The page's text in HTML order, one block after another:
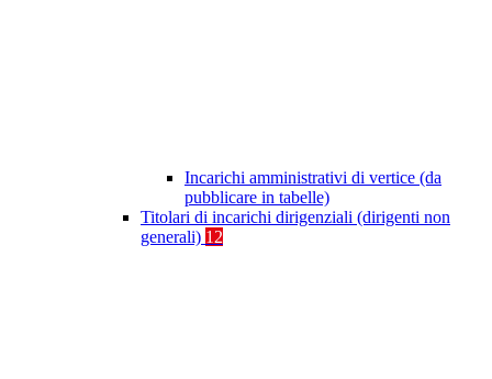
Incarichi amministrativi di vertice (da
pubblicare in tabelle)
Titolari di incarichi dirigenziali (dirigenti non
generali) 12